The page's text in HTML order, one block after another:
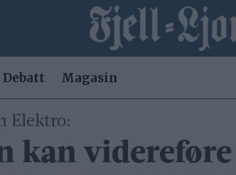
Debatt Magasin
Elektro:
kan